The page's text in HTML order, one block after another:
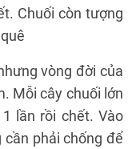
Chuối còn tượng
vòng đời của
Mỗi cây chuối lớn
lần rồi chết. Vào
cần phải chống để